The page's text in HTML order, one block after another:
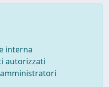
interna
autorizzati